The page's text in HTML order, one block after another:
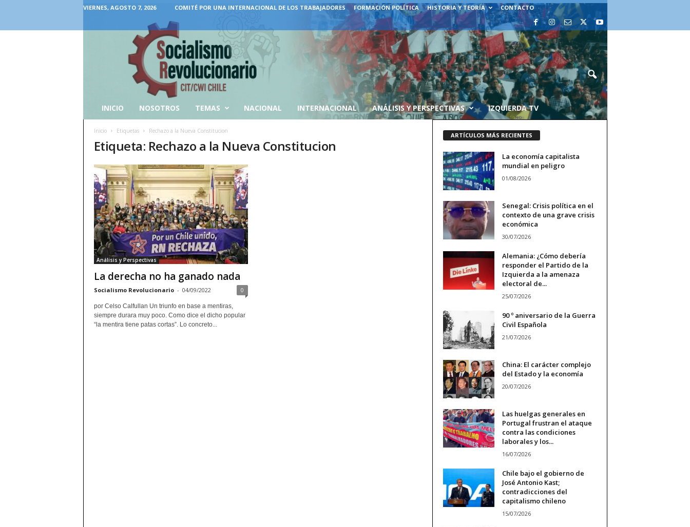
VIERNES, AGOSTO 7, 2026 COMITÉ POR UNA INTERNACIONAL DE LOS TRABAJADORES FORMACIÓN POLÍTICA HISTORIA Y TEORÍA CONTACTO
INICIO NOSOTROS TEMAS NACIONAL INTERNACIONAL ANÁLISIS Y PERSPECTIVAS IZQUIERDA TV
Inicio Etiquetas Rechazo a la Nueva Constitucion
Etiqueta: Rechazo a la Nueva Constitucion
Análisis y Perspectivas
La derecha no ha ganado nada
Socialismo Revolucionario - 04/09/2022 0
por Celso Calfullan Un triunfo en base a mentiras,
siempre durara muy poco. Como dice el dicho popular
“la mentira tiene patas cortas”. Lo concreto...
ARTÍCULOS MÁS RECIENTES
La economía capitalista
mundial en peligro
01/08/2026
Senegal: Crisis política en el
contexto de una grave crisis
económica
30/07/2026
Alemania: ¿Cómo debería
responder el Partido de la
Izquierda a la amenaza
electoral de...
25/07/2026
90 º aniversario de la Guerra
Civil Española
21/07/2026
China: El carácter complejo
del Estado y la economía
20/07/2026
Las huelgas generales en
Portugal frustran el ataque
contra las condiciones
laborales y los...
16/07/2026
Chile bajo el gobierno de
José Antonio Kast;
contradicciones del
capitalismo chileno
15/07/2026